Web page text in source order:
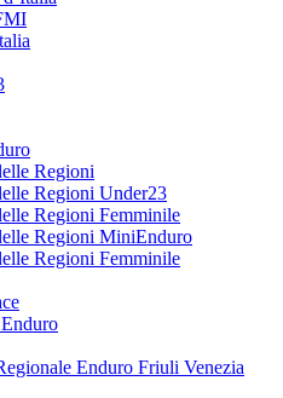
Regioni
Regioni Under23
Regioni Femminile
Regioni MiniEnduro
Regioni Femminile
Enduro Friuli Venezia